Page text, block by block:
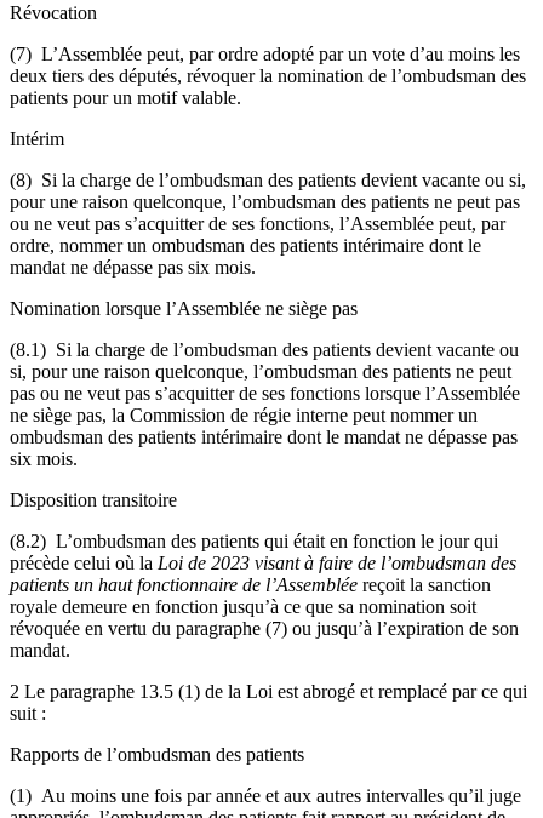
Révocation
(7) L’Assemblée peut, par ordre adopté par un vote d’au moins les
deux tiers des députés, révoquer la nomination de l’ombudsman des
patients pour un motif valable.
Intérim
(8) Si la charge de l’ombudsman des patients devient vacante ou si,
pour une raison quelconque, l’ombudsman des patients ne peut pas
ou ne veut pas s’acquitter de ses fonctions, l’Assemblée peut, par
ordre, nommer un ombudsman des patients intérimaire dont le
mandat ne dépasse pas six mois.
Nomination lorsque l’Assemblée ne siège pas
(8.1) Si la charge de l’ombudsman des patients devient vacante ou
si, pour une raison quelconque, l’ombudsman des patients ne peut
pas ou ne veut pas s’acquitter de ses fonctions lorsque l’Assemblée
ne siège pas, la Commission de régie interne peut nommer un
ombudsman des patients intérimaire dont le mandat ne dépasse pas
six mois.
Disposition transitoire
(8.2) L’ombudsman des patients qui était en fonction le jour qui
précède celui où la Loi de 2023 visant à faire de l’ombudsman des
patients un haut fonctionnaire de l’Assemblée reçoit la sanction
royale demeure en fonction jusqu’à ce que sa nomination soit
révoquée en vertu du paragraphe (7) ou jusqu’à l’expiration de son
mandat.
2 Le paragraphe 13.5 (1) de la Loi est abrogé et remplacé par ce qui
suit :
Rapports de l’ombudsman des patients
(1) Au moins une fois par année et aux autres intervalles qu’il juge